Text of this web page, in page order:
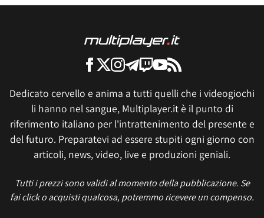
Dedicato cervello e anima a tutti quelli che i videogiochi
li hanno nel sangue, Multiplayer.it è il punto di
riferimento italiano per l'intrattenimento del presente e
del futuro. Preparatevi ad essere stupiti ogni giorno con
articoli, news, video, live e produzioni geniali.
Tutti i prezzi sono validi al momento della pubblicazione. Se
fai click o acquisti qualcosa, potremmo ricevere un compenso.